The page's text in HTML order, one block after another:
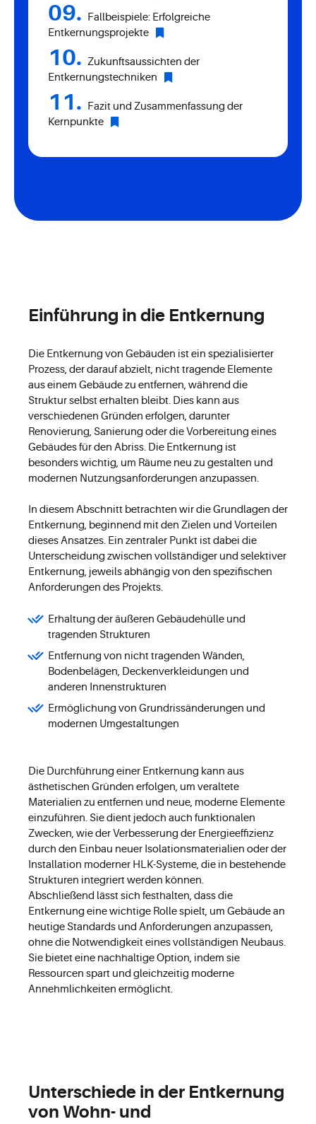
Fallbeispiele: Erfolgreiche
Entkernungsprojekte
Zukunftsaussichten der
Entkernungstechniken
Fazit und Zusammenfassung der
Kernpunkte
Einführung in die Entkernung
Die Entkernung von Gebäuden ist ein spezialisierter
Prozess, der darauf abzielt, nicht tragende Elemente
aus einem Gebäude zu entfernen, während die
Struktur selbst erhalten bleibt. Dies kann aus
verschiedenen Gründen erfolgen, darunter
Renovierung, Sanierung oder die Vorbereitung eines
Gebäudes für den Abriss. Die Entkernung ist
besonders wichtig, um Räume neu zu gestalten und
modernen Nutzungsanforderungen anzupassen.
In diesem Abschnitt betrachten wir die Grundlagen der
Entkernung, beginnend mit den Zielen und Vorteilen
dieses Ansatzes. Ein zentraler Punkt ist dabei die
Unterscheidung zwischen vollständiger und selektiver
Entkernung, jeweils abhängig von den spezifischen
Anforderungen des Projekts.
Erhaltung der äußeren Gebäudehülle und
tragenden Strukturen
Entfernung von nicht tragenden Wänden,
Bodenbelägen, Deckenverkleidungen und
anderen Innenstrukturen
Ermöglichung von Grundrissänderungen und
modernen Umgestaltungen
Die Durchführung einer Entkernung kann aus
ästhetischen Gründen erfolgen, um veraltete
Materialien zu entfernen und neue, moderne Elemente
einzuführen. Sie dient jedoch auch funktionalen
Zwecken, wie der Verbesserung der Energieeffizienz
durch den Einbau neuer Isolationsmaterialien oder der
Installation moderner HLK-Systeme, die in bestehende
Strukturen integriert werden können.
Abschließend lässt sich festhalten, dass die
Entkernung eine wichtige Rolle spielt, um Gebäude an
heutige Standards und Anforderungen anzupassen,
ohne die Notwendigkeit eines vollständigen Neubaus.
Sie bietet eine nachhaltige Option, indem sie
Ressourcen spart und gleichzeitig moderne
Annehmlichkeiten ermöglicht.
Unterschiede in der Entkernung
von Wohn- und